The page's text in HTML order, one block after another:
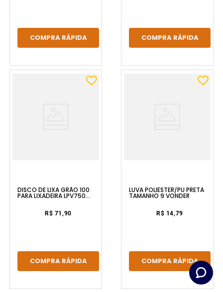
COMPRA RÁPIDA COMPRA RÁPIDA
DISCO DE LIXA GRÃO 100
PARA LIXADEIRA LPV750
R$ 71,90
COMPRA RÁPIDA
LUVA POLIÉSTER/PU PRETA
TAMANHO 9 VONDER
R$ 14,79
COMPRA RÁPIDA